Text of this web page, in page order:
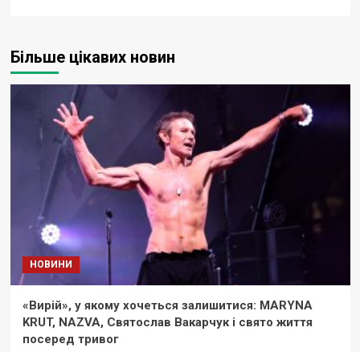
Більше цікавих новин
НОВИНИ
«Вирій», у якому хочеться залишитися: MARYNA
KRUT, NAZVA, Святослав Вакарчук і свято життя
посеред тривог